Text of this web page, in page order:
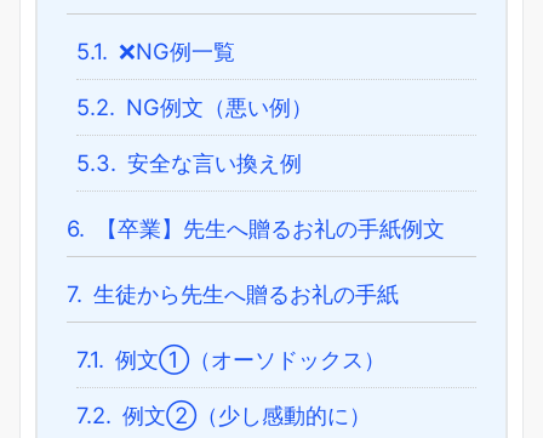
5.1. ❌NG例一覧
5.2. NG例文（悪い例）
5.3. 安全な言い換え例
6. 【卒業】先生へ贈るお礼の手紙例文
7. 生徒から先生へ贈るお礼の手紙
7.1. 例文①（オーソドックス）
7.2. 例文②（少し感動的に）